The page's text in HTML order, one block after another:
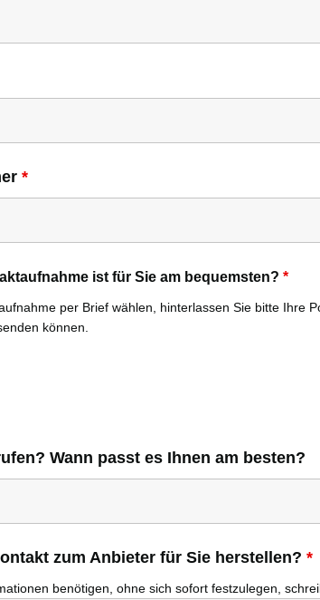
*
ist für Sie am bequemsten? *
per Brief wählen, hinterlassen Sie bitte Ihre
können.
Wann passt es Ihnen am besten?
zum Anbieter für Sie herstellen? *
benötigen, ohne sich sofort festzulegen,